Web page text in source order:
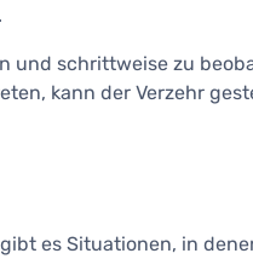
und schrittweise zu
kann der Verzehr
es Situationen, in